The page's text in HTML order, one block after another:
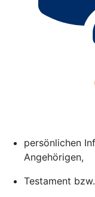
persönlichen
Angehörigen,
Testament